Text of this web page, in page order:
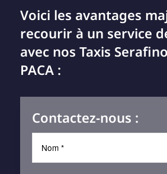
Voici les avantages
recourir à un service
avec nos Taxis
PACA :
Contactez-nous :